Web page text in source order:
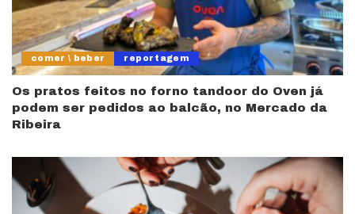
comer \ beber reportagem
Os pratos feitos no forno tandoor do Oven já
podem ser pedidos ao balcão, no Mercado da
Ribeira